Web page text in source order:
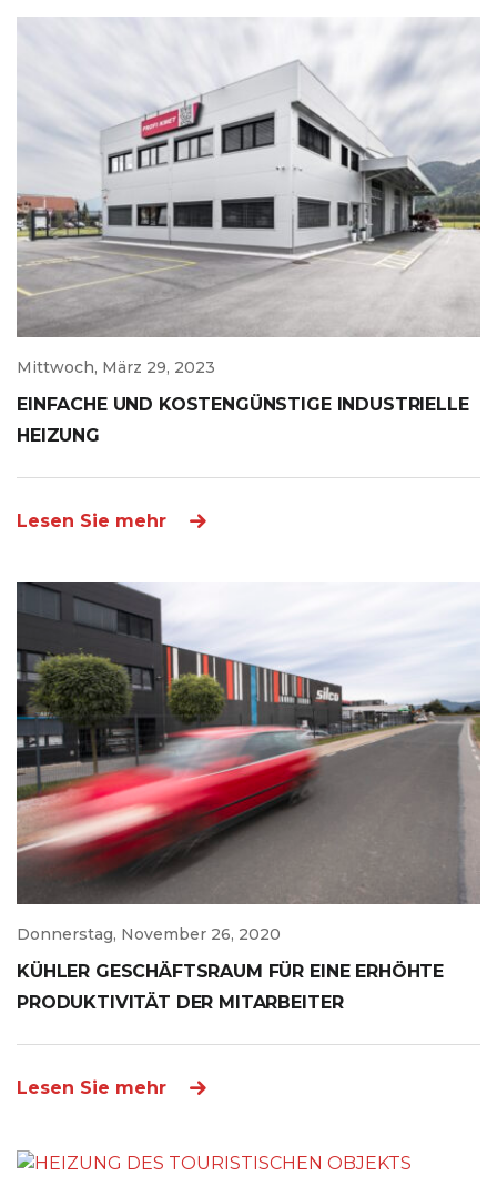
Mittwoch, März 29, 2023
EINFACHE UND KOSTENGÜNSTIGE INDUSTRIELLE
HEIZUNG
Lesen Sie mehr
Donnerstag, November 26, 2020
KÜHLER GESCHÄFTSRAUM FÜR EINE ERHÖHTE
PRODUKTIVITÄT DER MITARBEITER
Lesen Sie mehr